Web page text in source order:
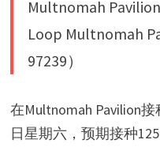
Multnomah
Loop Multnomah
97239）
在Multnomah Pavilion
日星期六，预期接种